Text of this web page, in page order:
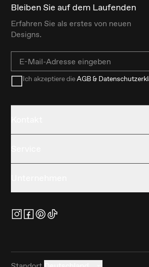
Bleiben Sie auf dem Laufenden
Erfahren Sie als erstes von neuen
Designs.
Email
Ich akzeptiere dieAGB &